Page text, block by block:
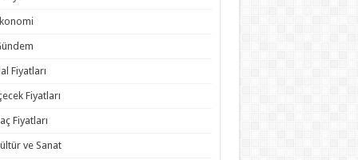
Fiyatları
Fiyatları
Fiyatları
ve Sanat